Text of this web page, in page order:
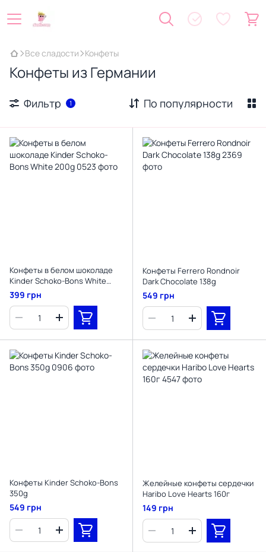
Все сладости Конфеты
Конфеты из Германии
Фильтр 1 По популярности
Конфеты в белом шоколаде
Kinder Schoko-Bons White
200g
399 грн
Конфеты Ferrero Rondnoir
Dark Chocolate 138g
549 грн
Конфеты Kinder Schoko-Bons
350g
549 грн
Желейные конфеты сердечки
Haribo Love Hearts 160г
149 грн